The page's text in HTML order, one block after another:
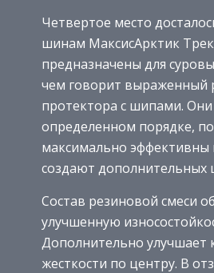
Четвертое место
шинам МаксисАрктик
предназначены для
чем говорит выраженный
протектора с шипами.
определенном порядке,
максимально эффективны
создают дополнительных
Состав резиновой смеси
улучшенную
Дополнительно улучшает
жесткости по центру. В